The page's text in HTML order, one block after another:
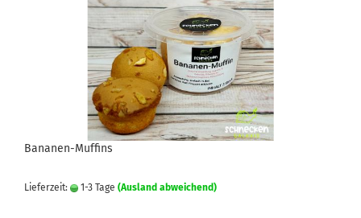
Bananen-Muffins
Lieferzeit: 1-3 Tage (Ausland abweichend)